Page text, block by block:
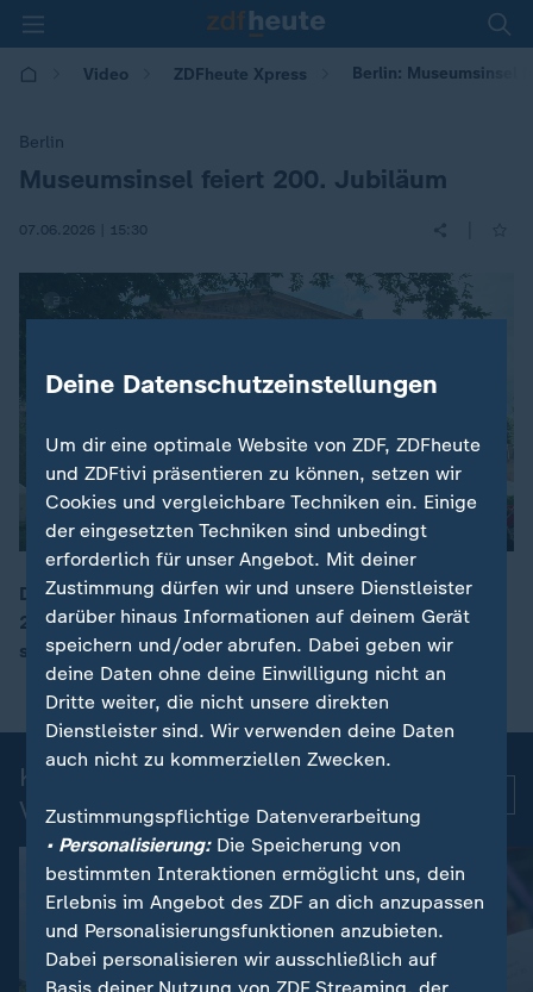
Video ZDFheute Xpress Berlin: Museumsinsel
Berlin
:Museumsinsel feiert 200. Jubiläum
07.06.2026 | 15:30
Die Berliner Museumsinsel feiert in diesem Jahr ihr
200. Jubiläum. An diesem Wochenende verwandelt
sich das Areal in ein lebendiges Festgelände.
Kurznachrichten: Aktuelle
Videos
Deine Datenschutzeinstellungen
Um dir eine optimale Website von ZDF, ZDFheute
und ZDFtivi präsentieren zu können, setzen wir
Cookies und vergleichbare Techniken ein. Einige
der eingesetzten Techniken sind unbedingt
erforderlich für unser Angebot. Mit deiner
Zustimmung dürfen wir und unsere Dienstleister
darüber hinaus Informationen auf deinem Gerät
speichern und/oder abrufen. Dabei geben wir
deine Daten ohne deine Einwilligung nicht an
Dritte weiter, die nicht unsere direkten
Dienstleister sind. Wir verwenden deine Daten
auch nicht zu kommerziellen Zwecken.
Zustimmungspflichtige Datenverarbeitung
• Personalisierung:Die Speicherung von
bestimmten Interaktionen ermöglicht uns, dein
Erlebnis im Angebot des ZDF an dich anzupassen
und Personalisierungsfunktionen anzubieten.
Dabei personalisieren wir ausschließlich auf